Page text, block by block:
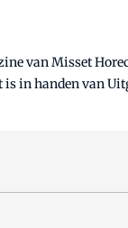
van Misset
handen van